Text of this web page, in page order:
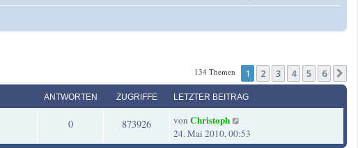
134 Themen 1 2 3 4 5 6
ANTWORTEN ZUGRIFFE LETZTER BEITRAG
0A
n
873926Z
u
L
e
t
von Christoph
24. Mai 2010, 00:53